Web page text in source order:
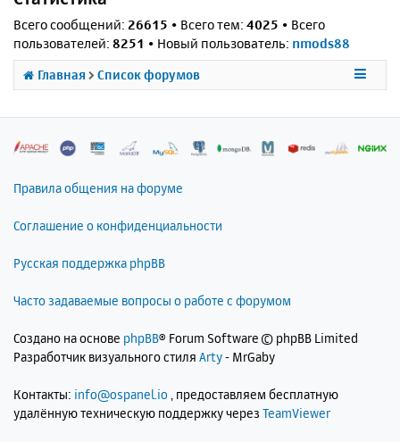
Всего сообщений: 26615 • Всего тем: 4025 • Всего
пользователей: 8251 • Новый пользователь: nmods88
Главная Список форумов
Правила общения на форуме
Соглашение о конфиденциальности
Русская поддержка phpBB
Часто задаваемые вопросы о работе с форумом
Создано на основе phpBB® Forum Software © phpBB Limited
Разработчик визуального стиля Arty- MrGaby
Контакты: info@ospanel.io , предоставляем бесплатную
удалённую техническую поддержку через TeamViewer